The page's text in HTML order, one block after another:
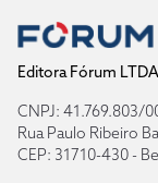
Editora Fórum LTDA
CNPJ: 41.769.803/
Rua Paulo Ribeiro
CEP: 31710-430 -